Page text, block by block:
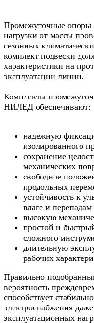
Промежуточные опоры
нагрузки от массы
сезонных
комплект подвески
характеристики на
эксплуатации линии.
Комплекты
НИЛЕД обеспечивают:
надежную
изолированного
сохранение
механических
свободное
продольных
устойчивость к
влаге и
высокую
простой и
сложного
длительную
рабочих
Правильно
вероятность
способствует
электроснабжения
эксплуатационных